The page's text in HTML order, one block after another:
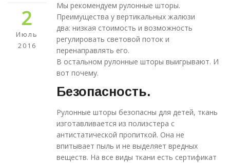
2
Июль
2016
Мы рекомендуем рулонные шторы.
Преимущества у вертикальных жалюзи
два: низкая стоимость и возможность
регулировать световой поток и
перенаправлять его.
В остальном рулонные шторы выигрывают. И
вот почему.
Безопасность.
Рулонные шторы безопасны для детей, ткань
изготавливается из полиэстера с
антистатической пропиткой. Она не
впитывает пыль и не выделяет вредных
веществ. На все виды ткани есть сертификат